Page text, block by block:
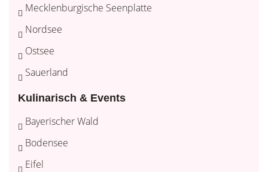
Mecklenburgische Seenplatte
Nordsee
Ostsee
Sauerland
Kulinarisch & Events
Bayerischer Wald
Bodensee
Eifel